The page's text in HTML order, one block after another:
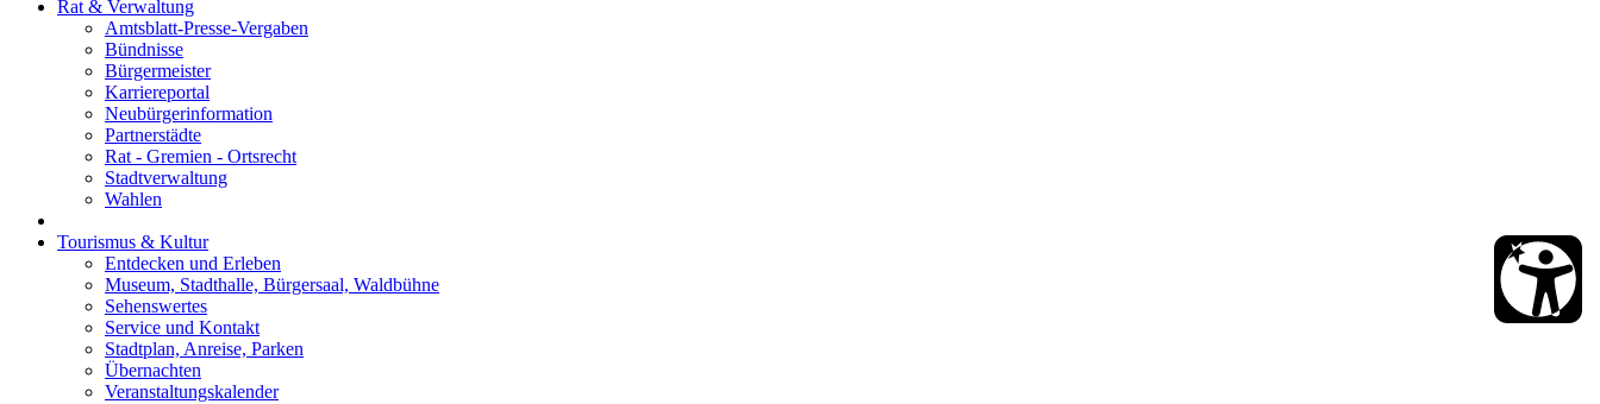
Rat & Verwaltung
Amtsblatt-Presse-Vergaben
Bündnisse
Bürgermeister
Karriereportal
Neubürgerinformation
Partnerstädte
Rat - Gremien - Ortsrecht
Stadtverwaltung
Wahlen
Tourismus & Kultur
Entdecken und Erleben
Museum, Stadthalle, Bürgersaal, Waldbühne
Sehenswertes
Service und Kontakt
Stadtplan, Anreise, Parken
Übernachten
Veranstaltungskalender